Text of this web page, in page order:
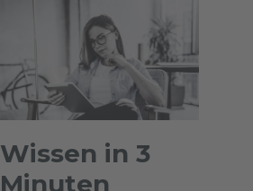
Wissen in 3
Minuten